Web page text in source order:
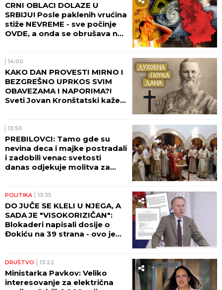
CRNI OBLACI DOLAZE U
SRBIJU! Posle paklenih vrućina
stiže NEVREME - sve počinje
OVDE, a onda se obrušava na
14:00
KAKO DAN PROVESTI MIRNO I
BEZGREŠNO UPRKOS SVIM
OBAVEZAMA I NAPORIMA?!
Sveti Jovan Kronštatski kaže
13:50
PREBILOVCI: Tamo gde su
nevina deca i majke postradali
i zadobili venac svetosti
danas odjekuje molitva za
POLITIKA 13:35
DO JUČE SE KLELI U NJEGA, A
SADA JE "VISOKORIZIČAN":
Blokaderi napisali dosije o
Đokiću na 39 strana - ovo je
DRUŠTVO 13:22
Ministarka Pavkov: Veliko
interesovanje za električna